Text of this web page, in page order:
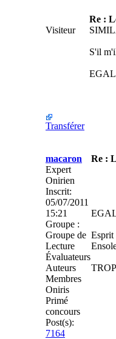
Re :
Visiteur
S'il
Transférer
macaron Re :
Expert
Onirien
Inscrit:
05/07/2011
15:21
Groupe :
Groupe de
Lecture
Évaluateurs
Auteurs
Membres
Oniris
Primé
concours
Post(s):
7164